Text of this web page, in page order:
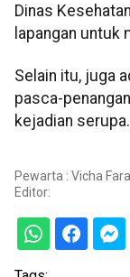
Dinas
lapangan untuk
Selain itu, juga
pasca-
kejadian
Pewarta : Vicha
Editor: